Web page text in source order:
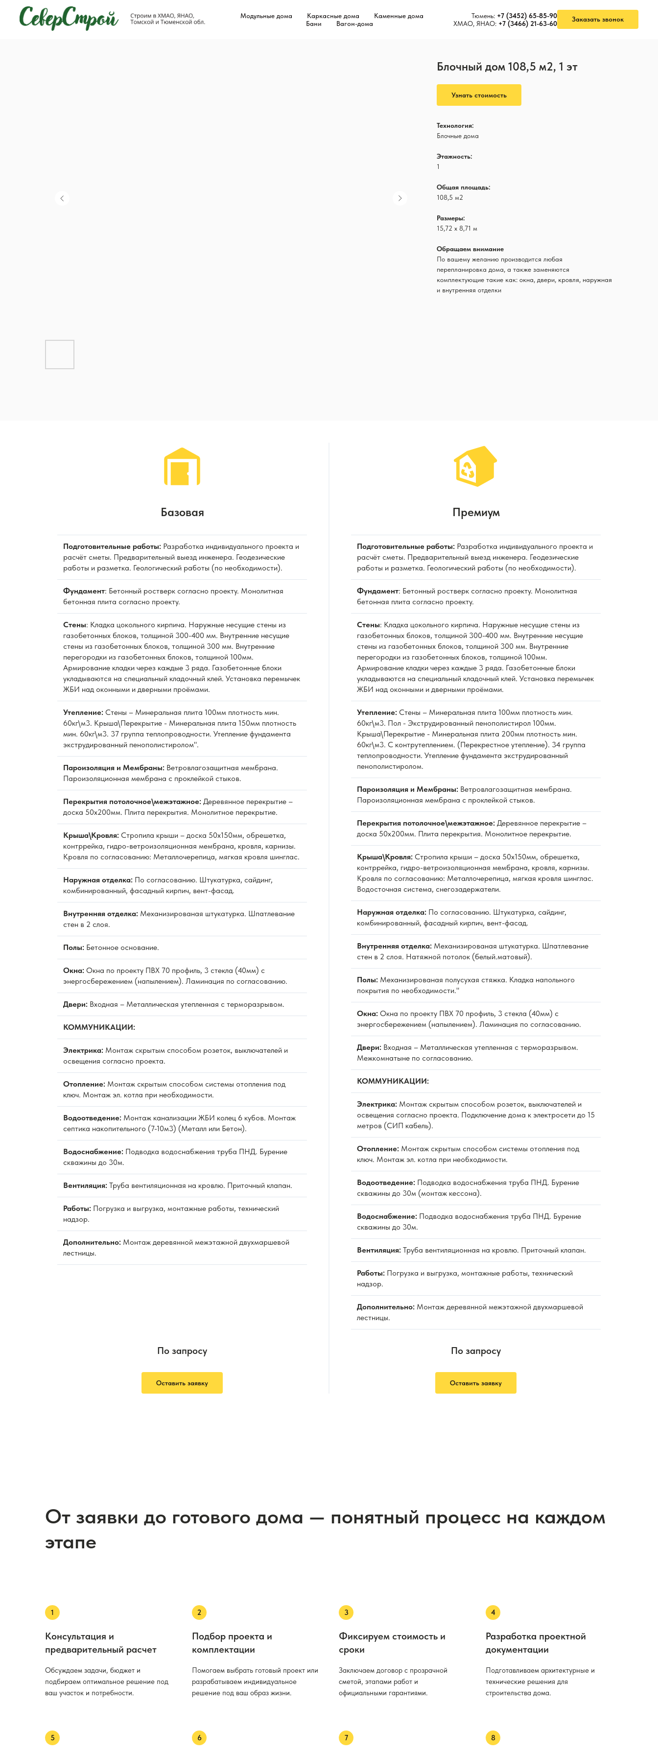
Модульные дома Каркасные дома
Каменные дома
Бани
Вагон-дома
Тюмень: +7 (3452) 65-85-90
ХМАО, ЯНАО: +7 (3466) 21-63-60
Заказать звонок
Блочный дом 108,5 м2, 1 эт
Узнать стоимость
Технология:
Блочные дома
Этажность:
1
Общая площадь:
108,5 м2
Размеры:
15,72 х 8,71 м
Обращаем внимание
По вашему желанию производится любая
перепланировка дома, а также заменяются
комплектующие такие как: окна, двери, кровля, наружная
и внутренняя отделки
Базовая
Подготовительные работы: Разработка индивидуального проекта и
расчёт сметы. Предварительный выезд инженера. Геодезические
работы и разметка. Геологический работы (по необходимости).
Фундамент: Бетонный ростверк согласно проекту. Монолитная
бетонная плита согласно проекту.
Стены: Кладка цокольного кирпича. Наружные несущие стены из
газобетонных блоков, толщиной 300-400 мм. Внутренние несущие
стены из газобетонных блоков, толщиной 300 мм. Внутренние
перегородки из газобетонных блоков, толщиной 100мм.
Армирование кладки через каждые 3 ряда. Газобетонные блоки
укладываются на специальный кладочный клей. Установка перемычек
ЖБИ над оконными и дверными проёмами.
Утепление: Стены – Минеральная плита 100мм плотность мин.
60кг\м3. Крыша\Перекрытие - Минеральная плита 150мм плотность
мин. 60кг\м3. 37 группа теплопроводности. Утепление фундамента
экструдированный пенополистиролом".
Пароизоляция и Мембраны: Ветровлагозащитная мембрана.
Пароизоляционная мембрана с проклейкой стыков.
Перекрытия потолочное\межэтажное: Деревянное перекрытие –
доска 50х200мм. Плита перекрытия. Монолитное перекрытие.
Крыша\Кровля: Стропила крыши – доска 50х150мм, обрешетка,
контррейка, гидро-ветроизоляционная мембрана, кровля, карнизы.
Кровля по согласованию: Металлочерепица, мягкая кровля шинглас.
Наружная отделка: По согласованию. Штукатурка, сайдинг,
комбинированный, фасадный кирпич, вент-фасад.
Внутренняя отделка: Механизированая штукатурка. Шпатлевание
стен в 2 слоя.
Полы: Бетонное основание.
Окна: Окна по проекту ПВХ 70 профиль, 3 стекла (40мм) с
энергосбережением (напылением). Ламинация по согласованию.
Двери: Входная – Металлическая утепленная с терморазрывом.
КОММУНИКАЦИИ:
Электрика: Монтаж скрытым способом розеток, выключателей и
освещения согласно проекта.
Отопление: Монтаж скрытым способом системы отопления под
ключ. Монтаж эл. котла при необходимости.
Водоотведение: Монтаж канализации ЖБИ колец 6 кубов. Монтаж
септика накопительного (7-10м3) (Металл или Бетон).
Водоснабжение: Подводка водоснабжения труба ПНД. Бурение
скважины до 30м.
Вентиляция: Труба вентиляционная на кровлю. Приточный клапан.
Работы: Погрузка и выгрузка, монтажные работы, технический
надзор.
Дополнительно: Монтаж деревянной межэтажной двухмаршевой
лестницы.
По запросу
Оставить заявку
Премиум
Подготовительные работы: Разработка индивидуального проекта и
расчёт сметы. Предварительный выезд инженера. Геодезические
работы и разметка. Геологический работы (по необходимости).
Фундамент: Бетонный ростверк согласно проекту. Монолитная
бетонная плита согласно проекту.
Стены: Кладка цокольного кирпича. Наружные несущие стены из
газобетонных блоков, толщиной 300-400 мм. Внутренние несущие
стены из газобетонных блоков, толщиной 300 мм. Внутренние
перегородки из газобетонных блоков, толщиной 100мм.
Армирование кладки через каждые 3 ряда. Газобетонные блоки
укладываются на специальный кладочный клей. Установка перемычек
ЖБИ над оконными и дверными проёмами.
Утепление: Стены – Минеральная плита 100мм плотность мин.
60кг\м3. Пол - Экструдированный пенополистирол 100мм.
Крыша\Перекрытие - Минеральная плита 200мм плотность мин.
60кг\м3. С контрутеплением. (Перекрестное утепление). 34 группа
теплопроводности. Утепление фундамента экструдированный
пенополистиролом.
Пароизоляция и Мембраны: Ветровлагозащитная мембрана.
Пароизоляционная мембрана с проклейкой стыков.
Перекрытия потолочное\межэтажное: Деревянное перекрытие –
доска 50х200мм. Плита перекрытия. Монолитное перекрытие.
Крыша\Кровля: Стропила крыши – доска 50х150мм, обрешетка,
контррейка, гидро-ветроизоляционная мембрана, кровля, карнизы.
Кровля по согласованию: Металлочерепица, мягкая кровля шинглас.
Водосточная система, снегозадержатели.
Наружная отделка: По согласованию. Штукатурка, сайдинг,
комбинированный, фасадный кирпич, вент-фасад.
Внутренняя отделка: Механизированая штукатурка. Шпатлевание
стен в 2 слоя. Натяжной потолок (белый.матовый).
Полы: Механизированая полусухая стяжка. Кладка напольного
покрытия по необходимости."
Окна: Окна по проекту ПВХ 70 профиль, 3 стекла (40мм) с
энергосбережением (напылением). Ламинация по согласованию.
Двери: Входная – Металлическая утепленная с терморазрывом.
Межкомнатыне по согласованию.
КОММУНИКАЦИИ:
Электрика: Монтаж скрытым способом розеток, выключателей и
освещения согласно проекта. Подключение дома к электросети до 15
метров (СИП кабель).
Отопление: Монтаж скрытым способом системы отопления под
ключ. Монтаж эл. котла при необходимости.
Водоотведение: Подводка водоснабжения труба ПНД. Бурение
скважины до 30м (монтаж кессона).
Водоснабжение: Подводка водоснабжения труба ПНД. Бурение
скважины до 30м.
Вентиляция: Труба вентиляционная на кровлю. Приточный клапан.
Работы: Погрузка и выгрузка, монтажные работы, технический
надзор.
Дополнительно: Монтаж деревянной межэтажной двухмаршевой
лестницы.
По запросу
Оставить заявку
От заявки до готового дома — понятный процесс на каждом
этапе
Консультация и
предварительный расчет
Обсуждаем задачи, бюджет и
подбираем оптимальное решение под
ваш участок и потребности.
Подбор проекта и
комплектации
Помогаем выбрать готовый проект или
разрабатываем индивидуальное
решение под ваш образ жизни.
Фиксируем стоимость и
сроки
Заключаем договор с прозрачной
сметой, этапами работ и
официальными гарантиями.
Разработка проектной
документации
Подготавливаем архитектурные и
технические решения для
строительства дома.